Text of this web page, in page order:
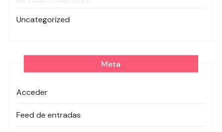
Uncategorized
Meta
Acceder
Feed de entradas